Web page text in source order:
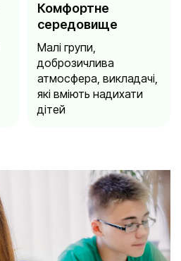
Комфортне
середовище
Малі групи,
доброзичлива
атмосфера, викладачі,
які вміють надихати
дітей